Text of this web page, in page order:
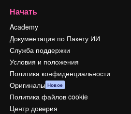
Начать
Academy
Документация по Пакету ИИ
Служба поддержки
Условия и положения
Политика конфиденциальности
Оригиналы Новое
Политика файлов cookie
Центр доверия